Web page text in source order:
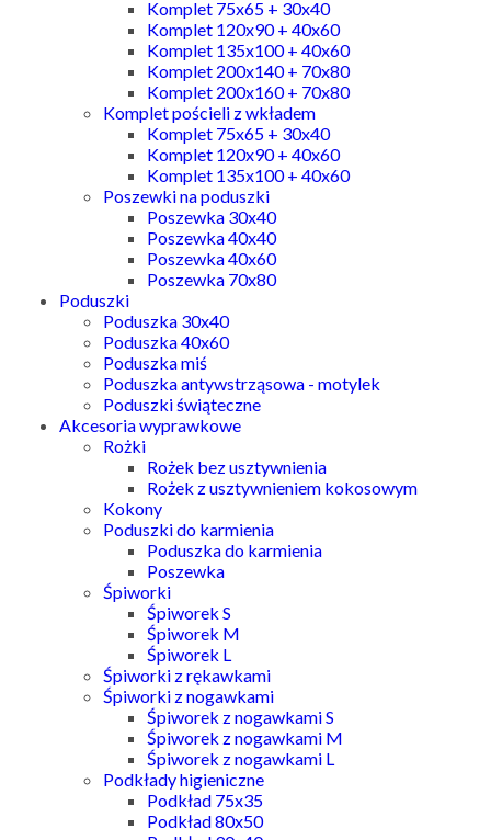
Komplet 75x65 + 30x40
Komplet 120x90 + 40x60
Komplet 135x100 + 40x60
Komplet 200x140 + 70x80
Komplet 200x160 + 70x80
Komplet pościeli z wkładem
Komplet 75x65 + 30x40
Komplet 120x90 + 40x60
Komplet 135x100 + 40x60
Poszewki na poduszki
Poszewka 30x40
Poszewka 40x40
Poszewka 40x60
Poszewka 70x80
Poduszki
Poduszka 30x40
Poduszka 40x60
Poduszka miś
Poduszka antywstrząsowa - motylek
Poduszki świąteczne
Akcesoria wyprawkowe
Rożki
Rożek bez usztywnienia
Rożek z usztywnieniem kokosowym
Kokony
Poduszki do karmienia
Poduszka do karmienia
Poszewka
Śpiworki
Śpiworek S
Śpiworek M
Śpiworek L
Śpiworki z rękawkami
Śpiworki z nogawkami
Śpiworek z nogawkami S
Śpiworek z nogawkami M
Śpiworek z nogawkami L
Podkłady higieniczne
Podkład 75x35
Podkład 80x50